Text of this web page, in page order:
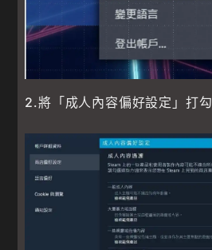
2.將「成人內容偏好設定」打勾